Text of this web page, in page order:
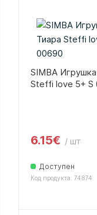
SIMBA
Steffi love 5+ S
6.15€ / шт
Доступен
Код продукта: 74874